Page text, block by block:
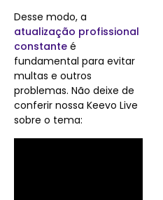
Desse modo, a
atualização profissional
constante é
fundamental para evitar
multas e outros
problemas. Não deixe de
conferir nossa Keevo Live
sobre o tema: